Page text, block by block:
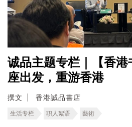
诚品主题专栏｜【香港
座出发，重游香港
撰文 香港誠品書店
生活专栏 职人絮语 藝術